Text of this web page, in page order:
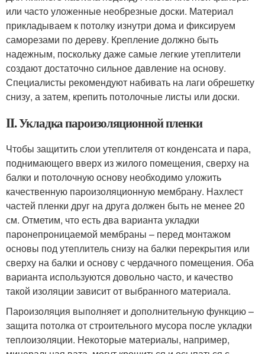
или часто уложенные необрезные доски. Материал
прикладываем к потолку изнутри дома и фиксируем
саморезами по дереву. Крепление должно быть
надежным, поскольку даже самые легкие утеплители
создают достаточно сильное давление на основу.
Специалисты рекомендуют набивать на лаги обрешетку
снизу, а затем, крепить потолочные листы или доски.
II. Укладка пароизоляционной пленки
Чтобы защитить слои утеплителя от конденсата и пара,
поднимающего вверх из жилого помещения, сверху на
балки и потолочную основу необходимо уложить
качественную пароизоляционную мембрану. Нахлест
частей пленки друг на друга должен быть не менее 20
см. Отметим, что есть два варианта укладки
паронепроницаемой мембраны – перед монтажом
основы под утеплитель снизу на балки перекрытия или
сверху на балки и основу с чердачного помещения. Оба
варианта используются довольно часто, и качество
такой изоляции зависит от выбранного материала.
Пароизоляция выполняет и дополнительную функцию –
защита потолка от строительного мусора после укладки
теплоизоляции. Некоторые материалы, например,